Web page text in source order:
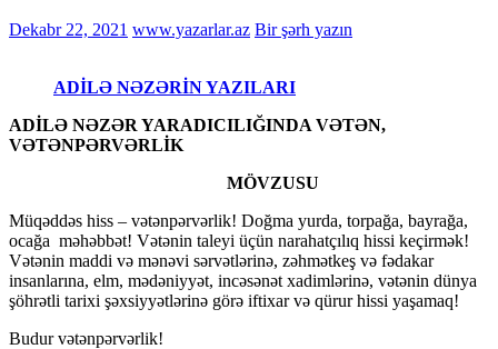
Dekabr 22, 2021 www.yazarlar.az Bir şərh yazın
ADİLƏ NƏZƏRİN YAZILARI
ADİLƏ NƏZƏR YARADICILIĞINDA VƏTƏN,
VƏTƏNPƏRVƏRLİK
MÖVZUSU
Müqəddəs hiss – vətənpərvərlik! Doğma yurda, torpağa, bayrağa,
ocağa məhəbbət! Vətənin taleyi üçün narahatçılıq hissi keçirmək!
Vətənin maddi və mənəvi sərvətlərinə, zəhmətkeş və fədakar
insanlarına, elm, mədəniyyət, incəsənət xadimlərinə, vətənin dünya
şöhrətli tarixi şəxsiyyətlərinə görə iftixar və qürur hissi yaşamaq!
Budur vətənpərvərlik!